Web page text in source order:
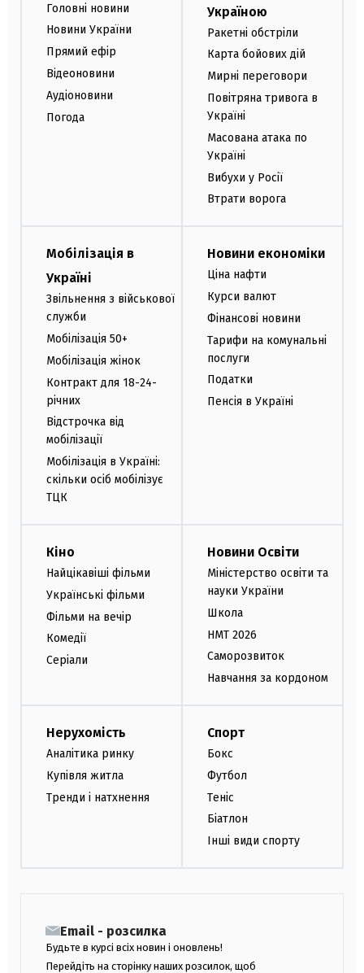
Головні новини
Новини України
Прямий ефір
Відеоновини
Аудіоновини
Погода
Україною
Ракетні обстріли
Карта бойових дій
Мирні переговори
Повітряна тривога в
Україні
Масована атака по
Україні
Вибухи у Росії
Втрати ворога
Мобілізація в
Україні
Звільнення з військової
служби
Мобілізація 50+
Мобілізація жінок
Контракт для 18-24-
річних
Відстрочка від
мобілізації
Мобілізація в Україні:
скільки осіб мобілізує
ТЦК
Новини економіки
Ціна нафти
Курси валют
Фінансові новини
Тарифи на комунальні
послуги
Податки
Пенсія в Україні
Кіно
Найцікавіші фільми
Українські фільми
Фільми на вечір
Комедії
Серіали
Новини Освіти
Міністерство освіти та
науки України
Школа
НМТ 2026
Саморозвиток
Навчання за кордоном
Нерухомість
Аналітика ринку
Купівля житла
Тренди і натхнення
Спорт
Бокс
Футбол
Теніс
Біатлон
Інші види спорту
Email - розсилка
Будьте в курсі всіх новин і оновлень!
Перейдіть на сторінку наших розсилок, щоб